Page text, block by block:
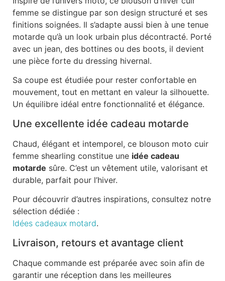
femme se distingue par son design structuré et ses
finitions soignées. Il s’adapte aussi bien à une tenue
motarde qu’à un look urbain plus décontracté. Porté
avec un jean, des bottines ou des boots, il devient
une pièce forte du dressing hivernal.
Sa coupe est étudiée pour rester confortable en
mouvement, tout en mettant en valeur la silhouette.
Un équilibre idéal entre fonctionnalité et élégance.
Une excellente idée cadeau motarde
Chaud, élégant et intemporel, ce blouson moto cuir
femme shearling constitue une idée cadeau
motarde sûre. C’est un vêtement utile, valorisant et
durable, parfait pour l’hiver.
Pour découvrir d’autres inspirations, consultez notre
sélection dédiée :
Idées cadeaux motard.
Livraison, retours et avantage client
Chaque commande est préparée avec soin afin de
garantir une réception dans les meilleures